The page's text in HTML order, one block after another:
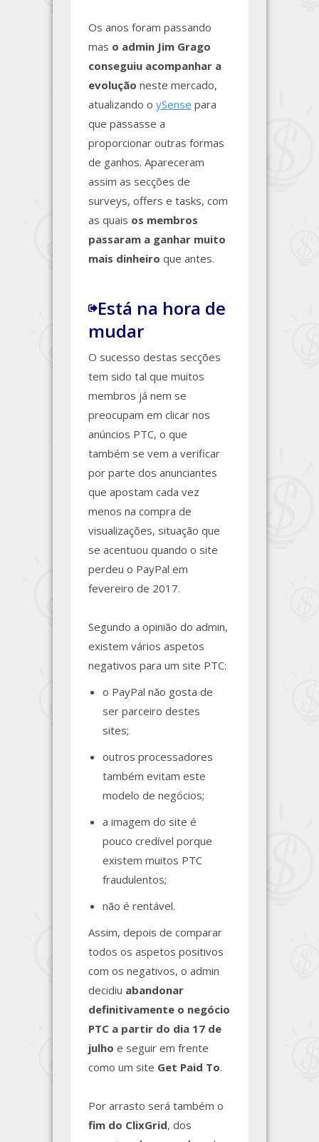
Os anos foram passando
mas o admin Jim Grago
conseguiu acompanhar a
evolução neste mercado,
atualizando o ySense para
que passasse a
proporcionar outras formas
de ganhos. Apareceram
assim as secções de
surveys, offers e tasks, com
as quais os membros
passaram a ganhar muito
mais dinheiro que antes.
Está na hora de
mudar
O sucesso destas secções
tem sido tal que muitos
membros já nem se
preocupam em clicar nos
anúncios PTC, o que
também se vem a verificar
por parte dos anunciantes
que apostam cada vez
menos na compra de
visualizações, situação que
se acentuou quando o site
perdeu o PayPal em
fevereiro de 2017.
Segundo a opinião do admin,
existem vários aspetos
negativos para um site PTC:
o PayPal não gosta de
ser parceiro destes
sites;
outros processadores
também evitam este
modelo de negócios;
a imagem do site é
pouco credível porque
existem muitos PTC
fraudulentos;
não é rentável.
Assim, depois de comparar
todos os aspetos positivos
com os negativos, o admin
decidiu abandonar
definitivamente o negócio
PTC a partir do dia 17 de
julho e seguir em frente
como um site Get Paid To.
Por arrasto será também o
fim do ClixGrid, dos